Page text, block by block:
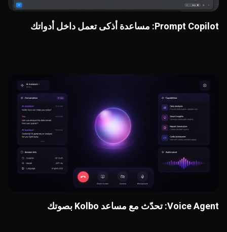
Prompt Copilot: مساعدة أذكى تعمل داخل أدواتك
Voice Agent: تحدّث مع مساعد Kolbo بصوتك